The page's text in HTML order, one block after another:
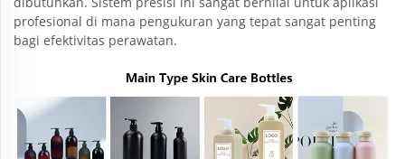
profesional di mana pengukuran yang tepat sangat penting
bagi efektivitas perawatan.